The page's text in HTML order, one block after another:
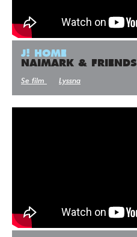
J! HOME
NAIMARK & FRIENDS
Se film Lyssna